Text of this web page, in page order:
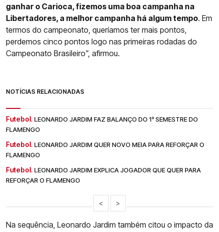
ganhar o Carioca, fizemos uma boa campanha na
Libertadores, a melhor campanha há algum tempo. Em
termos do campeonato, queríamos ter mais pontos,
perdemos cinco pontos logo nas primeiras rodadas do
Campeonato Brasileiro”, afirmou.
NOTÍCIAS RELACIONADAS
Futebol. LEONARDO JARDIM FAZ BALANÇO DO 1º SEMESTRE DO
FLAMENGO
Futebol. LEONARDO JARDIM QUER NOVO MEIA PARA REFORÇAR O
FLAMENGO
Futebol. LEONARDO JARDIM EXPLICA JOGADOR QUE QUER PARA
REFORÇAR O FLAMENGO
< >
Na sequência, Leonardo Jardim também citou o impacto da